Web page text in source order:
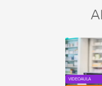
VIDEOAULA